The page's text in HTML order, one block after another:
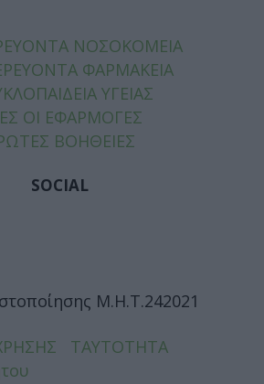
ΝΟΣΟΚΟΜΕΙΑ
ΦΑΡΜΑΚΕΙΑ
ΥΓΕΙΑΣ
ΟΙ ΕΦΑΡΜΟΓΕΣ
ΒΟΗΘΕΙΕΣ
SOCIAL
Μ.Η.Τ.242021
ΤΑΥΤΟΤΗΤΑ